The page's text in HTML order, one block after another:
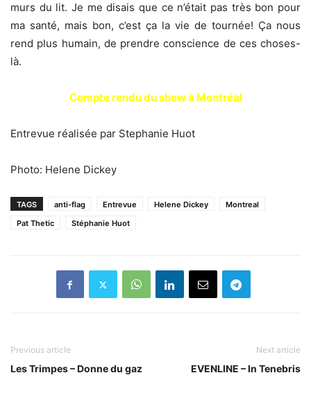
murs du lit. Je me disais que ce n’était pas très bon pour
ma santé, mais bon, c’est ça la vie de tournée! Ça nous
rend plus humain, de prendre conscience de ces choses-
là.
Compte rendu du show à Montréal
Entrevue réalisée par Stephanie Huot
Photo: Helene Dickey
TAGS anti-flag Entrevue Helene Dickey
Montreal
Pat Thetic
Stéphanie Huot
Previous article
Les Trimpes – Donne du gaz
Next article
EVENLINE – In Tenebris